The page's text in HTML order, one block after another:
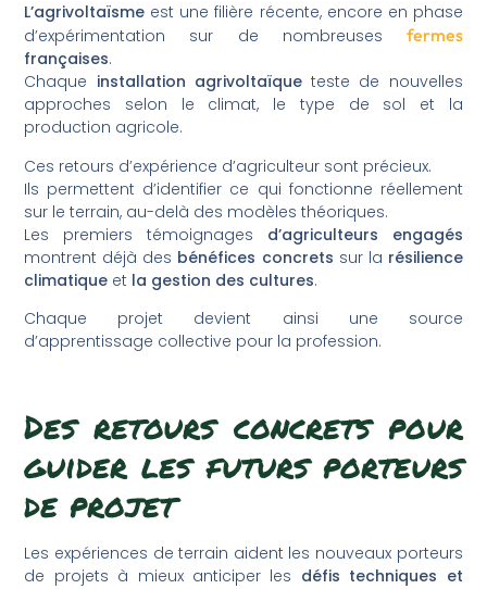
L’agrivoltaïsme est une filière récente, encore en phase
d’expérimentation sur de nombreuses fermes
françaises.
Chaque installation agrivoltaïqueteste de nouvelles
approches selon le climat, le type de sol et la
production agricole.
Ces retours d’expérience d’agriculteur sont précieux.
Ils permettent d’identifier ce qui fonctionne réellement
sur le terrain, au-delà des modèles théoriques.
Les premiers témoignages d’agriculteurs engagés
montrent déjà des bénéfices concrets sur la résilience
climatique et la gestion des cultures.
Chaque projet devient ainsi une source
d’apprentissage collective pour la profession.
Des retours concrets pour
guider les futurs porteurs
de projet
Les expériences de terrain aident les nouveaux porteurs
de projets à mieux anticiper les défis techniques et